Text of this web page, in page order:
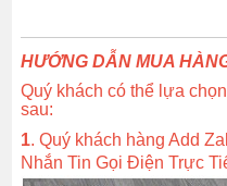
HƯỚNG DẪN MUA
Quý khách có thể lựa
sau:
1. Quý khách hàng Add
Nhắn Tin Gọi Điện Trực